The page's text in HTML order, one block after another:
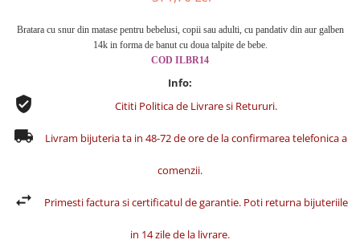
Bratara cu snur din matase pentru bebelusi, copii sau adulti, cu pandativ din aur galben
14k in forma de banut cu doua talpite de bebe.
COD ILBR14
Info:
Cititi Politica de Livrare si Retururi.
Livram bijuteria ta in 48-72 de ore de la confirmarea telefonica a
comenzii.
Primesti factura si certificatul de garantie. Poti returna bijuteriile
in 14 zile de la livrare.